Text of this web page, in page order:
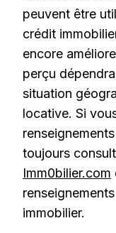
peuvent être
crédit
encore
perçu
situation
locative. Si
toujours
Imm0bilier.com
immobilier.